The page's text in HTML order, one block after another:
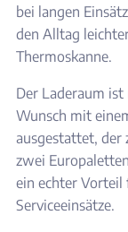
bei langen
den Alltag
Thermoskanne.
Der Laderaum
Wunsch mit
ausgestattet, der
zwei
ein echter
Serviceeinsätze.